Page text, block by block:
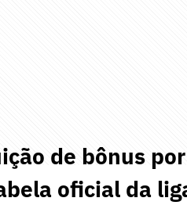
de bônus
oficial da